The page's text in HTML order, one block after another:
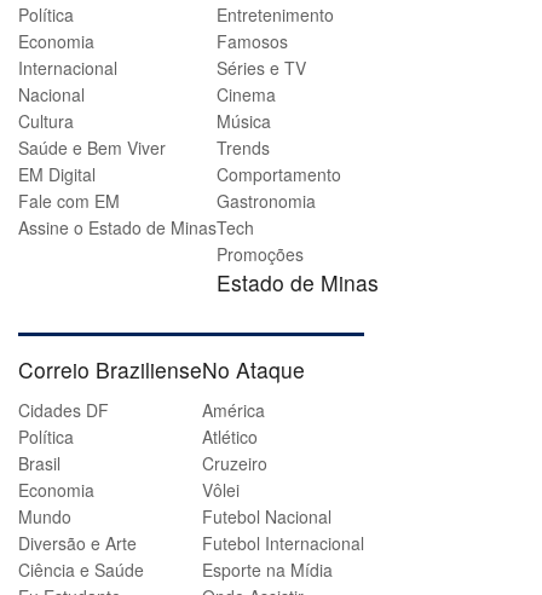
Política
Economia
Internacional
Nacional
Cultura
Saúde e Bem Viver
EM Digital
Fale com EM
Assine o Estado de Minas
Entretenimento
Famosos
Séries e TV
Cinema
Música
Trends
Comportamento
Gastronomia
Tech
Promoções
Estado de Minas
Correio Braziliense
Cidades DF
Política
Brasil
Economia
Mundo
Diversão e Arte
Ciência e Saúde
No Ataque
América
Atlético
Cruzeiro
Vôlei
Futebol Nacional
Futebol Internacional
Esporte na Mídia